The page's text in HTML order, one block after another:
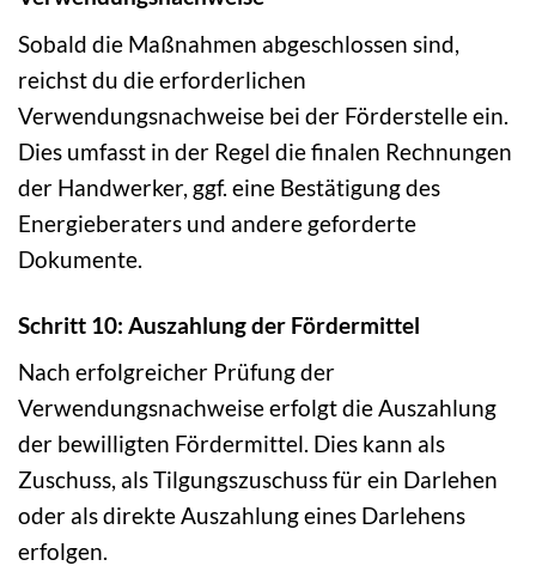
Sobald die Maßnahmen abgeschlossen sind,
reichst du die erforderlichen
Verwendungsnachweise bei der Förderstelle ein.
Dies umfasst in der Regel die finalen Rechnungen
der Handwerker, ggf. eine Bestätigung des
Energieberaters und andere geforderte
Dokumente.
Schritt 10: Auszahlung der Fördermittel
Nach erfolgreicher Prüfung der
Verwendungsnachweise erfolgt die Auszahlung
der bewilligten Fördermittel. Dies kann als
Zuschuss, als Tilgungszuschuss für ein Darlehen
oder als direkte Auszahlung eines Darlehens
erfolgen.